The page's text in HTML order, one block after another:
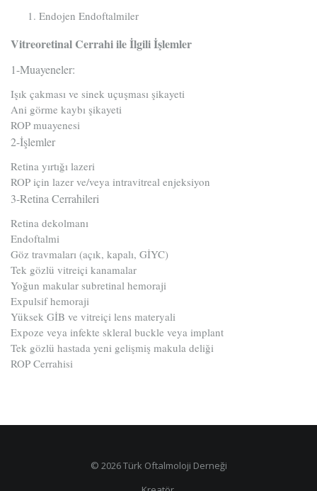
Endojen Endoftalmiler
Vitreoretinal Cerrahi ile İlgili İşlemler
1-Muayeneler:
Işık çakması ve sinek uçuşması şikayeti
Ani görme kaybı şikayeti
ROP muayenesi
2-İşlemler
Retina yırtığı lazeri
ROP için lazer ve/veya intravitreal enjeksiyon
3-Retina Cerrahileri
Retina dekolmanı
Endoftalmi
Göz travmaları (açık, kapalı, GİYC)
Tek gözlü vitreiçi kanamalar
Yoğun makular subretinal hemoraji
Expulsif hemoraji
Yüksek GİB ve vitreiçi lens materyali
Expoze veya infekte skleral buckle veya implant
Tek gözlü hastada yeni gelişmiş makula deliği
ROP Cerrahisi
© 2026 Türk Oftalmoloji Derneği